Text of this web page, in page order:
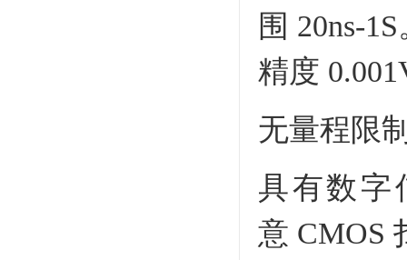
围 20ns-
精度
无量程限
具有数字
意 CMOS